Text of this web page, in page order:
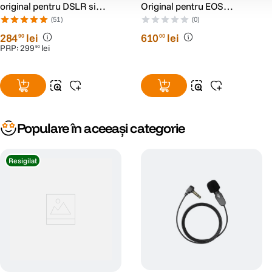
original pentru DSLR si
Mirrorless
(51)
28490 lei
PRP:299 90 lei
Original pentru EOS
R/R5/R5 II/R6/R6 II/R6 III/R7
(0)
61000 lei
Populare în aceeași categorie
Resigilat